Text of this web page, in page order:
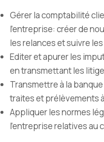
Gérer la comptabilité
l’entreprise: créer de
les relances et suivre
Editer et apurer les
en transmettant les
Transmettre à la
traites et prélèvements
Appliquer les normes
l’entreprise relatives au